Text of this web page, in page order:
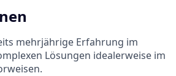
mehrjährige Erfahrung im
Lösungen idealerweise im